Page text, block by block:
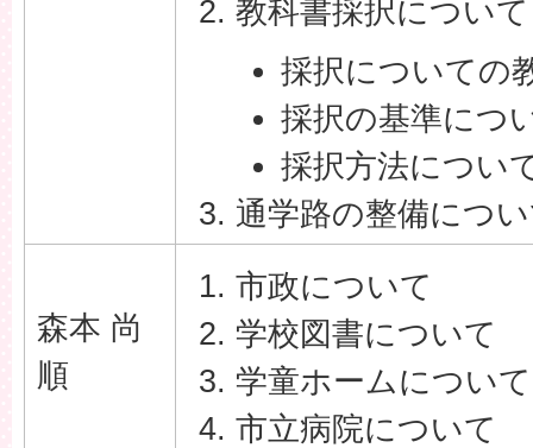
教科書採択について
採択についての
採択の基準につ
採択方法につい
通学路の整備につ
森本 尚
順
市政について
学校図書について
学童ホームについて
市立病院について